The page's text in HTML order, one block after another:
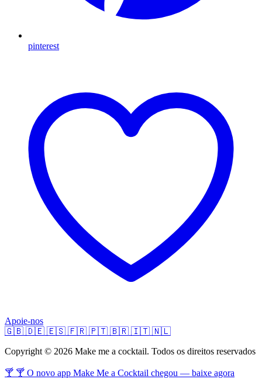
pinterest
Apoie-nos
🇬🇧 🇩🇪 🇪🇸 🇫🇷 🇵🇹 🇧🇷 🇮🇹 🇳🇱
Copyright © 2026 Make me a cocktail. Todos os direitos reservados
🍸 🍸 O novo app Make Me a Cocktail chegou — baixe agora